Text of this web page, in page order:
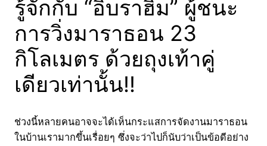
รู้จักกับ “อิบราฮิม” ผู้ชนะ
การวิ่งมาราธอน 23
กิโลเมตร ด้วยถุงเท้าคู่
เดียวเท่านั้น!!
ช่วงนี้หลายคนอาจจะได้เห็นกระแสการจัดงานมาราธอน
ในบ้านเรามากขึ้นเรื่อยๆ ซึ่งจะว่าไปก็นับว่าเป็นข้อดีอย่าง